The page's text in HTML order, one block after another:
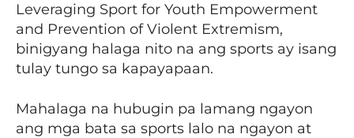
Leveraging Sport for Youth Empowerment
and Prevention of Violent Extremism,
binigyang halaga nito na ang sports ay isang
tulay tungo sa kapayapaan.
Mahalaga na hubugin pa lamang ngayon
ang mga bata sa sports lalo na ngayon at